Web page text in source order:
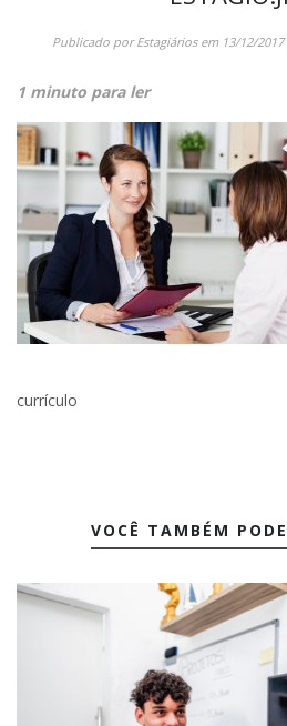
Publicado porEstagiáriosem 13/12/2017
1 minuto para ler
currículo
VOCÊ TAMBÉM